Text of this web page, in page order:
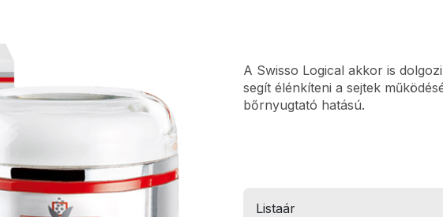
A Swisso Logical akkor is
segít élénkíteni a sejtek
bőrnyugtató hatású.
Listaár